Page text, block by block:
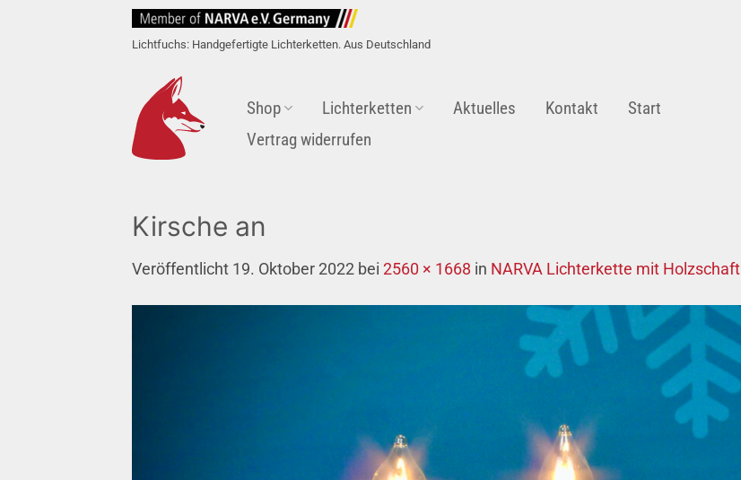
Lichtfuchs: Handgefertigte Lichterketten. Aus Deutschland
Shop Lichterketten Aktuelles Kontakt
Start
Vertrag widerrufen
Kirsche an
Veröffentlicht 19. Oktober 2022 bei 2560 × 1668 in NARVA Lichterkette mit Holzschaft